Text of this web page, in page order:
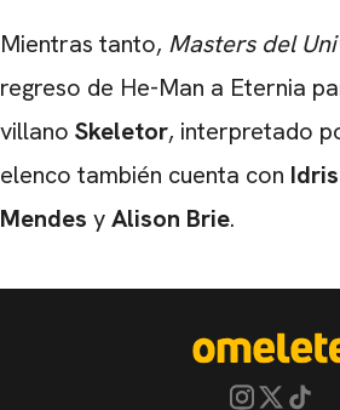
Mientras tanto, Masters del
regreso de He-Man a Eternia
villano Skeletor, interpretado
elenco también cuenta con
Mendes yAlison Brie.